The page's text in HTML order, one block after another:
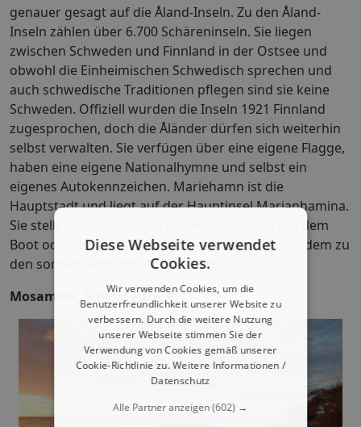
genauer gesagt auf die Åland-Inseln. Zu den Åland-
Inseln zählen über 6.700 Schäreninseln. Sie liegen
zwischen Schweden und Finnland in der Ostsee und
obwohl die Einheimischen Schwedisch sprechen und
auch schwedische Traditionen pflegen sind sie keine
Schweden. Offiziell wurden die Inseln 1921 Finnland
zugesprochen, doch die Åländer dürfen sich weiterhin
selbst verwalten. Sie verfügen über eine eigene Flagge,
haben eine eigene Nationalhymne und selbst ein
eigenes Autokennzeichen. Mariehamn ist die
Hauptstadt und liegt auf der Hauptinsel Marianhamina.
Sie stellt einen guten Startpunkt für Touren mit dem
Boot oder der Fähre dar. Die Inseln zählen außerdem zu
den sonnenreichsten des Nordens.
Mosambik, Südost-Afrika
Diese Webseite verwendet
Cookies.
Wir verwenden Cookies, um die
Benutzerfreundlichkeit unserer Website zu
verbessern. Durch die weitere Nutzung
unserer Webseite stimmen Sie der
Verwendung von Cookies gemäß unserer
Cookie-Richtlinie zu.Weitere Informationen /
Datenschutz
Alle Partner anzeigen(602) →